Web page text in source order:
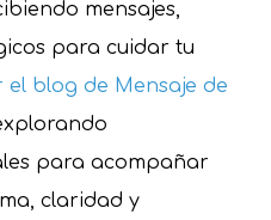
mensajes,
para cuidar tu
el blog de Mensaje de
para acompañar
claridad y